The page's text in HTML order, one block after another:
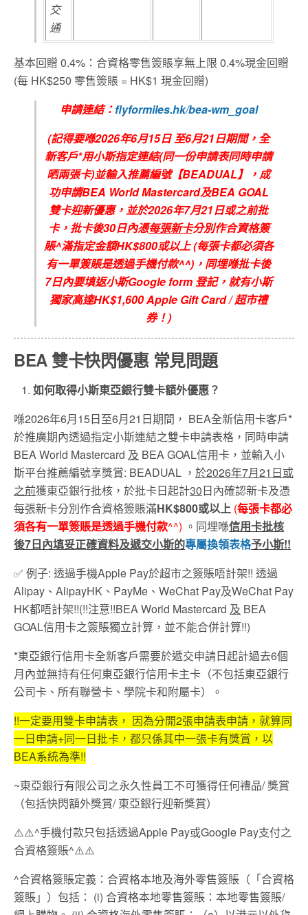
交
通
基本回贈 0.4%：合資格零售簽賬享無上限 0.4%現金回贈
(每 HK$250 零售簽賬 = HK$1 現金回贈)
申請連結：flyformiles.hk/bea-wm_goal
(記得要喺2026年6月15日至6月21日期間，全
新客戶*用小斯指定連結(同一份申請表同時申請
晒兩張卡)並輸入推薦編號【BEADUAL】，成
功申請BEA World Mastercard及BEA GOAL
雙卡迎新優惠，並於2026年7月21日或之前批
卡，批卡後30日內憑每張新卡分別作合資格簽
賬^滿指定金額HK$800或以上(每張卡都必須各
有一單簽賬是透過手機付款^^) ，同埋喺批卡後
7日內要填返小斯Google form 登記，就有小斯
獨家高達HK$1,600 Apple Gift Card /超市禮
券！)
BEA 雙卡快閃優惠 常見問題
如何取得小斯東亞銀行雙卡額外優惠？
喺2026年6月15日至6月21日期間， BEA全新信用卡客戶*
於推廣期內透過指定小斯連結之雙卡申請表格，同時申請
BEA World Mastercard 及 BEA GOAL信用卡，並輸入小
斯平台推薦編號享獎賞: BEADUAL ， 於2026年7月21 日或
之前獲東亞銀行批核，於批卡日起計30日內確認新卡及憑
每張新卡分別作合資格簽賬滿HK$800或以上 (每張卡都必
須各有一單簽賬是透過手機付款^^) 。同埋喺信用卡批核
後7日內填妥正確資料及遞交小斯的專屬換領表格予小斯!!
✅ 例子: 透過手機Apple Pay於超市之簽賬唔計架!! 透過
Alipay、AlipayHK、PayMe、WeChat Pay及WeChat Pay
HK都唔計架!!(!!注意!!BEA World Mastercard 及 BEA
GOAL信用卡之簽賬獨立計算，並不能合併計算!!)
*東亞銀行信用卡全新客戶需要於遞交申請日起計過去6個
月內並無持有任何東亞銀行信用卡主卡（不包括東亞銀行
公司卡、所有聯營卡、學院卡和附屬卡）。
!!一定要用雙卡申請表， 因為分開2張申請表申請，就算同
一日申請+同一日批卡，都只係其中一張卡有獎賞，以
BEA系統為準!!
~東亞銀行有限公司之永久性員工不可獲得任何禮品/ 獎賞
（包括快閃額外獎賞/ 東亞銀行迎新獎賞）
⚠️⚠️^手機付款只包括透過Apple Pay或Google Pay支付之
合資格簽賬^⚠️⚠️
^合資格簽賬定義：合資格本地及海外零售簽賬（「合資格
簽賬」）包括： (i) 合資格本地零售簽賬：本地零售簽賬/